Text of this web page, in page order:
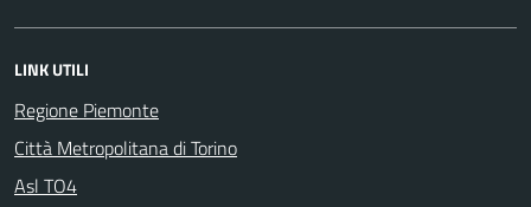
LINK UTILI
Regione Piemonte
Città Metropolitana di Torino
Asl TO4